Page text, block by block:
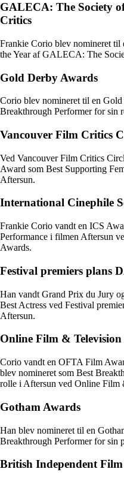
GALECA: The Society
Critics
Frankie Corio blev nomineret
the Year af GALECA: The
Gold Derby Awards
Corio blev nomineret til en
Breakthrough Performer for sin
Vancouver Film Critics
Ved Vancouver Film Critics
Award som Best Supporting
Aftersun.
International Cinephile
Frankie Corio vandt en ICS
Performance i filmen Aftersun
Awards.
Festival premiers plans
Han vandt Grand Prix du Jury
Best Actress ved Festival
Aftersun.
Online Film & Television
Corio vandt en OFTA Film
blev nomineret som Best
rolle i Aftersun ved Online Film
Gotham Awards
Han blev nomineret til en
Breakthrough Performer for sin
British Independent